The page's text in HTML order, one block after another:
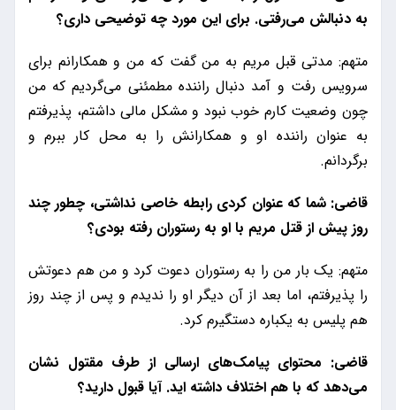
به دنبالش می‌رفتی. برای این مورد چه توضیحی داری؟
متهم: مدتی قبل مریم به من گفت که من و همکارانم برای
سرویس رفت و آمد دنبال راننده مطمئنی می‌گردیم که من
چون وضعیت کارم خوب نبود و مشکل مالی داشتم، پذیرفتم
به عنوان راننده او و همکارانش را به محل کار ببرم و
برگردانم.
قاضی: شما که عنوان کردی رابطه خاصی نداشتی، چطور چند
روز پیش از قتل مریم با او به رستوران رفته بودی؟
متهم: یک بار من را به رستوران دعوت کرد و من هم دعوتش
را پذیرفتم، اما بعد از آن دیگر او را ندیدم و پس از چند روز
هم پلیس به یکباره دستگیرم کرد.
قاضی: محتوای پیامک‌های ارسالی از طرف مقتول نشان
می‌دهد که با هم اختلاف داشته اید. آیا قبول دارید؟